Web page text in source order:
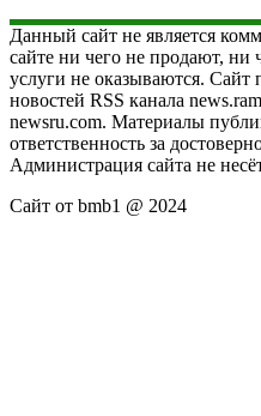
Данный сайт не является
сайте ни чего не продают, ни
услуги не оказываются. Сайт
новостей RSS канала
newsru.com. Материалы
ответственность за
Администрация сайта не
Сайт от bmb1 @ 2024